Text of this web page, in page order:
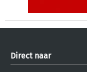
Direct naar